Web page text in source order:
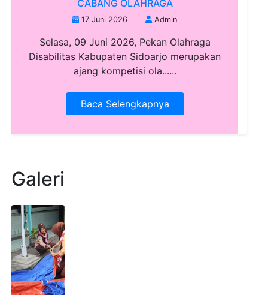
CABANG OLAHRAGA
17 Juni 2026 Admin
Selasa, 09 Juni 2026, Pekan Olahraga
Disabilitas Kabupaten Sidoarjo merupakan
ajang kompetisi ola......
Baca Selengkapnya
Galeri